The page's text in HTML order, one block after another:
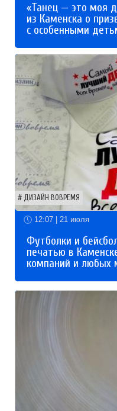
«Танец — это моя
из Каменска о
с особенными
ДИЗАЙН ВОВРЕМЯ
12:07 | 21 июля
Футболки и
печатью в
компаний и любых